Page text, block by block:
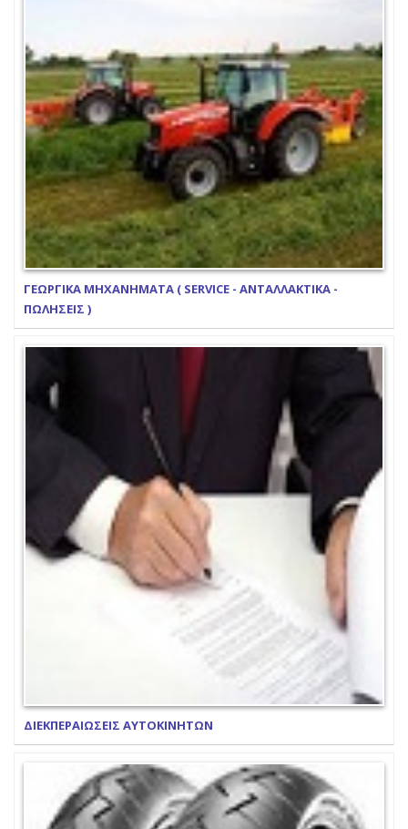
ΓΕΩΡΓΙΚΑ ΜΗΧΑΝΗΜΑΤΑ ( SERVICE - ΑΝΤΑΛΛΑΚΤΙΚΑ -
ΠΩΛΗΣΕΙΣ )
ΔΙΕΚΠΕΡΑΙΩΣΕΙΣ ΑΥΤΟΚΙΝΗΤΩΝ